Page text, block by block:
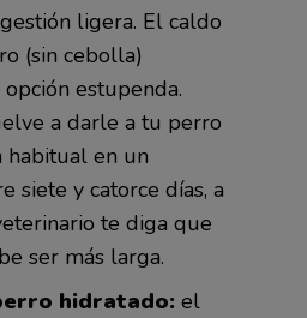
ligera. El caldo
(sin cebolla)
estupenda.
a darle a tu perro
habitual en un
siete y catorce días, a
te diga que
ser más larga.
hidratado: el